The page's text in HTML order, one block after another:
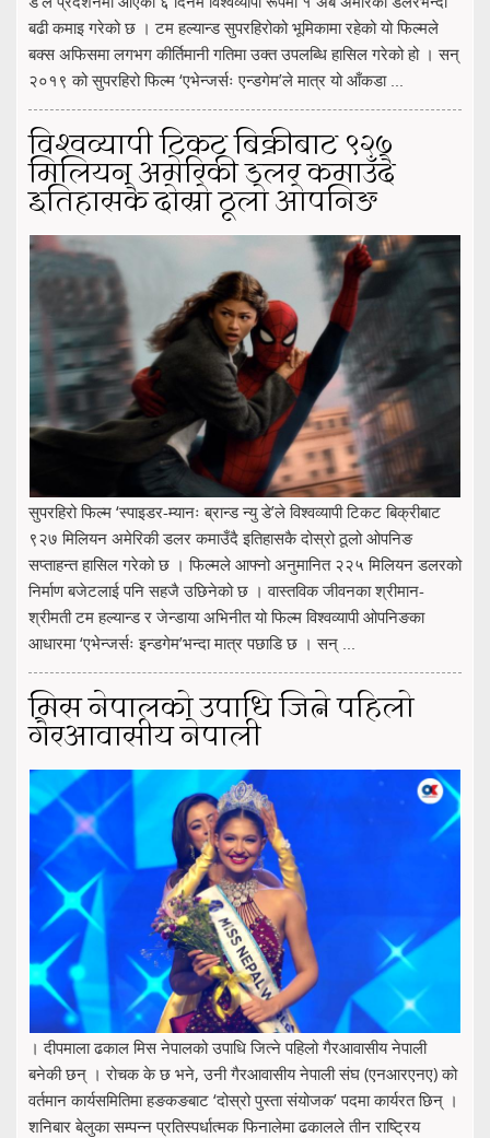
बढी कमाइ गरेको छ । टम हल्यान्ड सुपरहिरोको भूमिकामा रहेको यो फिल्मले
बक्स अफिसमा लगभग कीर्तिमानी गतिमा उक्त उपलब्धि हासिल गरेको हो । सन्
२०१९ को सुपरहिरो फिल्म ‘एभेन्जर्सः एन्डगेम’ले मात्र यो आँकडा ...
विश्वव्यापी टिकट बिक्रीबाट ९२७
मिलियन अमेरिकी डलर कमाउँदै
इतिहासकै दोस्रो ठूलो ओपनिङ
सुपरहिरो फिल्म ‘स्पाइडर-म्यानः ब्रान्ड न्यु डे’ले विश्वव्यापी टिकट बिक्रीबाट
९२७ मिलियन अमेरिकी डलर कमाउँदै इतिहासकै दोस्रो ठूलो ओपनिङ
सप्ताहन्त हासिल गरेको छ । फिल्मले आफ्नो अनुमानित २२५ मिलियन डलरको
निर्माण बजेटलाई पनि सहजै उछिनेको छ । वास्तविक जीवनका श्रीमान-
श्रीमती टम हल्यान्ड र जेन्डाया अभिनीत यो फिल्म विश्वव्यापी ओपनिङका
आधारमा ‘एभेन्जर्सः इन्डगेम’भन्दा मात्र पछाडि छ । सन् ...
मिस नेपालको उपाधि जित्ने पहिलो
गैरआवासीय नेपाली
। दीपमाला ढकाल मिस नेपालको उपाधि जित्ने पहिलो गैरआवासीय नेपाली
बनेकी छन् । रोचक के छ भने, उनी गैरआवासीय नेपाली संघ (एनआरएनए) को
वर्तमान कार्यसमितिमा हङकङबाट ‘दोस्रो पुस्ता संयोजक’ पदमा कार्यरत छिन् ।
शनिबार बेलुका सम्पन्न प्रतिस्पर्धात्मक फिनालेमा ढकालले तीन राष्ट्रिय